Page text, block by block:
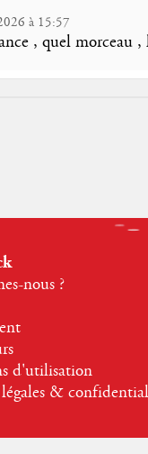
à 15:57
, quel morceau
nous ?
d'utilisation
&